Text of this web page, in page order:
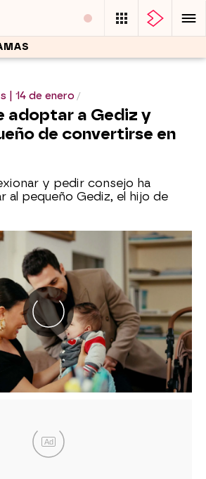
| 14 de enero
adoptar a Gediz y
de convertirse en
y pedir consejo ha
al pequeño Gediz, el hijo de
Ad